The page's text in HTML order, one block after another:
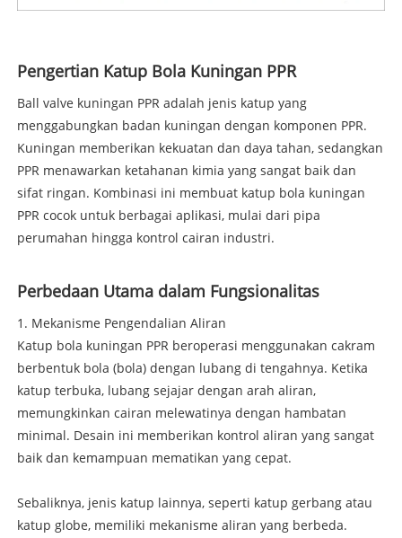
Pengertian Katup Bola Kuningan PPR
Ball valve kuningan PPR adalah jenis katup yang
menggabungkan badan kuningan dengan komponen PPR.
Kuningan memberikan kekuatan dan daya tahan, sedangkan
PPR menawarkan ketahanan kimia yang sangat baik dan
sifat ringan. Kombinasi ini membuat katup bola kuningan
PPR cocok untuk berbagai aplikasi, mulai dari pipa
perumahan hingga kontrol cairan industri.
Perbedaan Utama dalam Fungsionalitas
1. Mekanisme Pengendalian Aliran
Katup bola kuningan PPR beroperasi menggunakan cakram
berbentuk bola (bola) dengan lubang di tengahnya. Ketika
katup terbuka, lubang sejajar dengan arah aliran,
memungkinkan cairan melewatinya dengan hambatan
minimal. Desain ini memberikan kontrol aliran yang sangat
baik dan kemampuan mematikan yang cepat.
Sebaliknya, jenis katup lainnya, seperti katup gerbang atau
katup globe, memiliki mekanisme aliran yang berbeda.